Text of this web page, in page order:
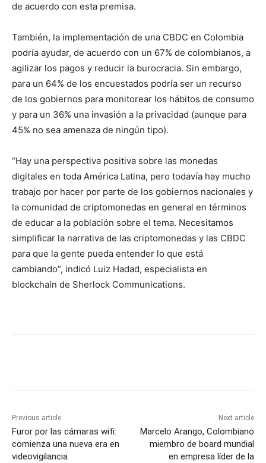
de acuerdo con esta premisa.
También, la implementación de una CBDC en Colombia
podría ayudar, de acuerdo con un 67% de colombianos, a
agilizar los pagos y reducir la burocracia. Sin embargo,
para un 64% de los encuestados podría ser un recurso
de los gobiernos para monitorear los hábitos de consumo
y para un 36% una invasión a la privacidad (aunque para
45% no sea amenaza de ningún tipo).
“Hay una perspectiva positiva sobre las monedas
digitales en toda América Latina, pero todavía hay mucho
trabajo por hacer por parte de los gobiernos nacionales y
la comunidad de criptomonedas en general en términos
de educar a la población sobre el tema. Necesitamos
simplificar la narrativa de las criptomonedas y las CBDC
para que la gente pueda entender lo que está
cambiando”, indicó Luiz Hadad, especialista en
blockchain de Sherlock Communications.
Previous article
Furor por las cámaras wifi:
comienza una nueva era en
videovigilancia
Next article
Marcelo Arango, Colombiano
miembro de board mundial
en empresa líder de la